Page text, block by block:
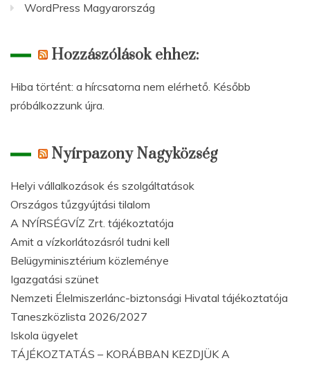
WordPress Magyarország
Hozzászólások ehhez:
Hiba történt: a hírcsatorna nem elérhető. Később
próbálkozzunk újra.
Nyírpazony Nagyközség
Helyi vállalkozások és szolgáltatások
Országos tűzgyújtási tilalom
A NYÍRSÉGVÍZ Zrt. tájékoztatója
Amit a vízkorlátozásról tudni kell
Belügyminisztérium közleménye
Igazgatási szünet
Nemzeti Élelmiszerlánc-biztonsági Hivatal tájékoztatója
Taneszközlista 2026/2027
Iskola ügyelet
TÁJÉKOZTATÁS – KORÁBBAN KEZDJÜK A